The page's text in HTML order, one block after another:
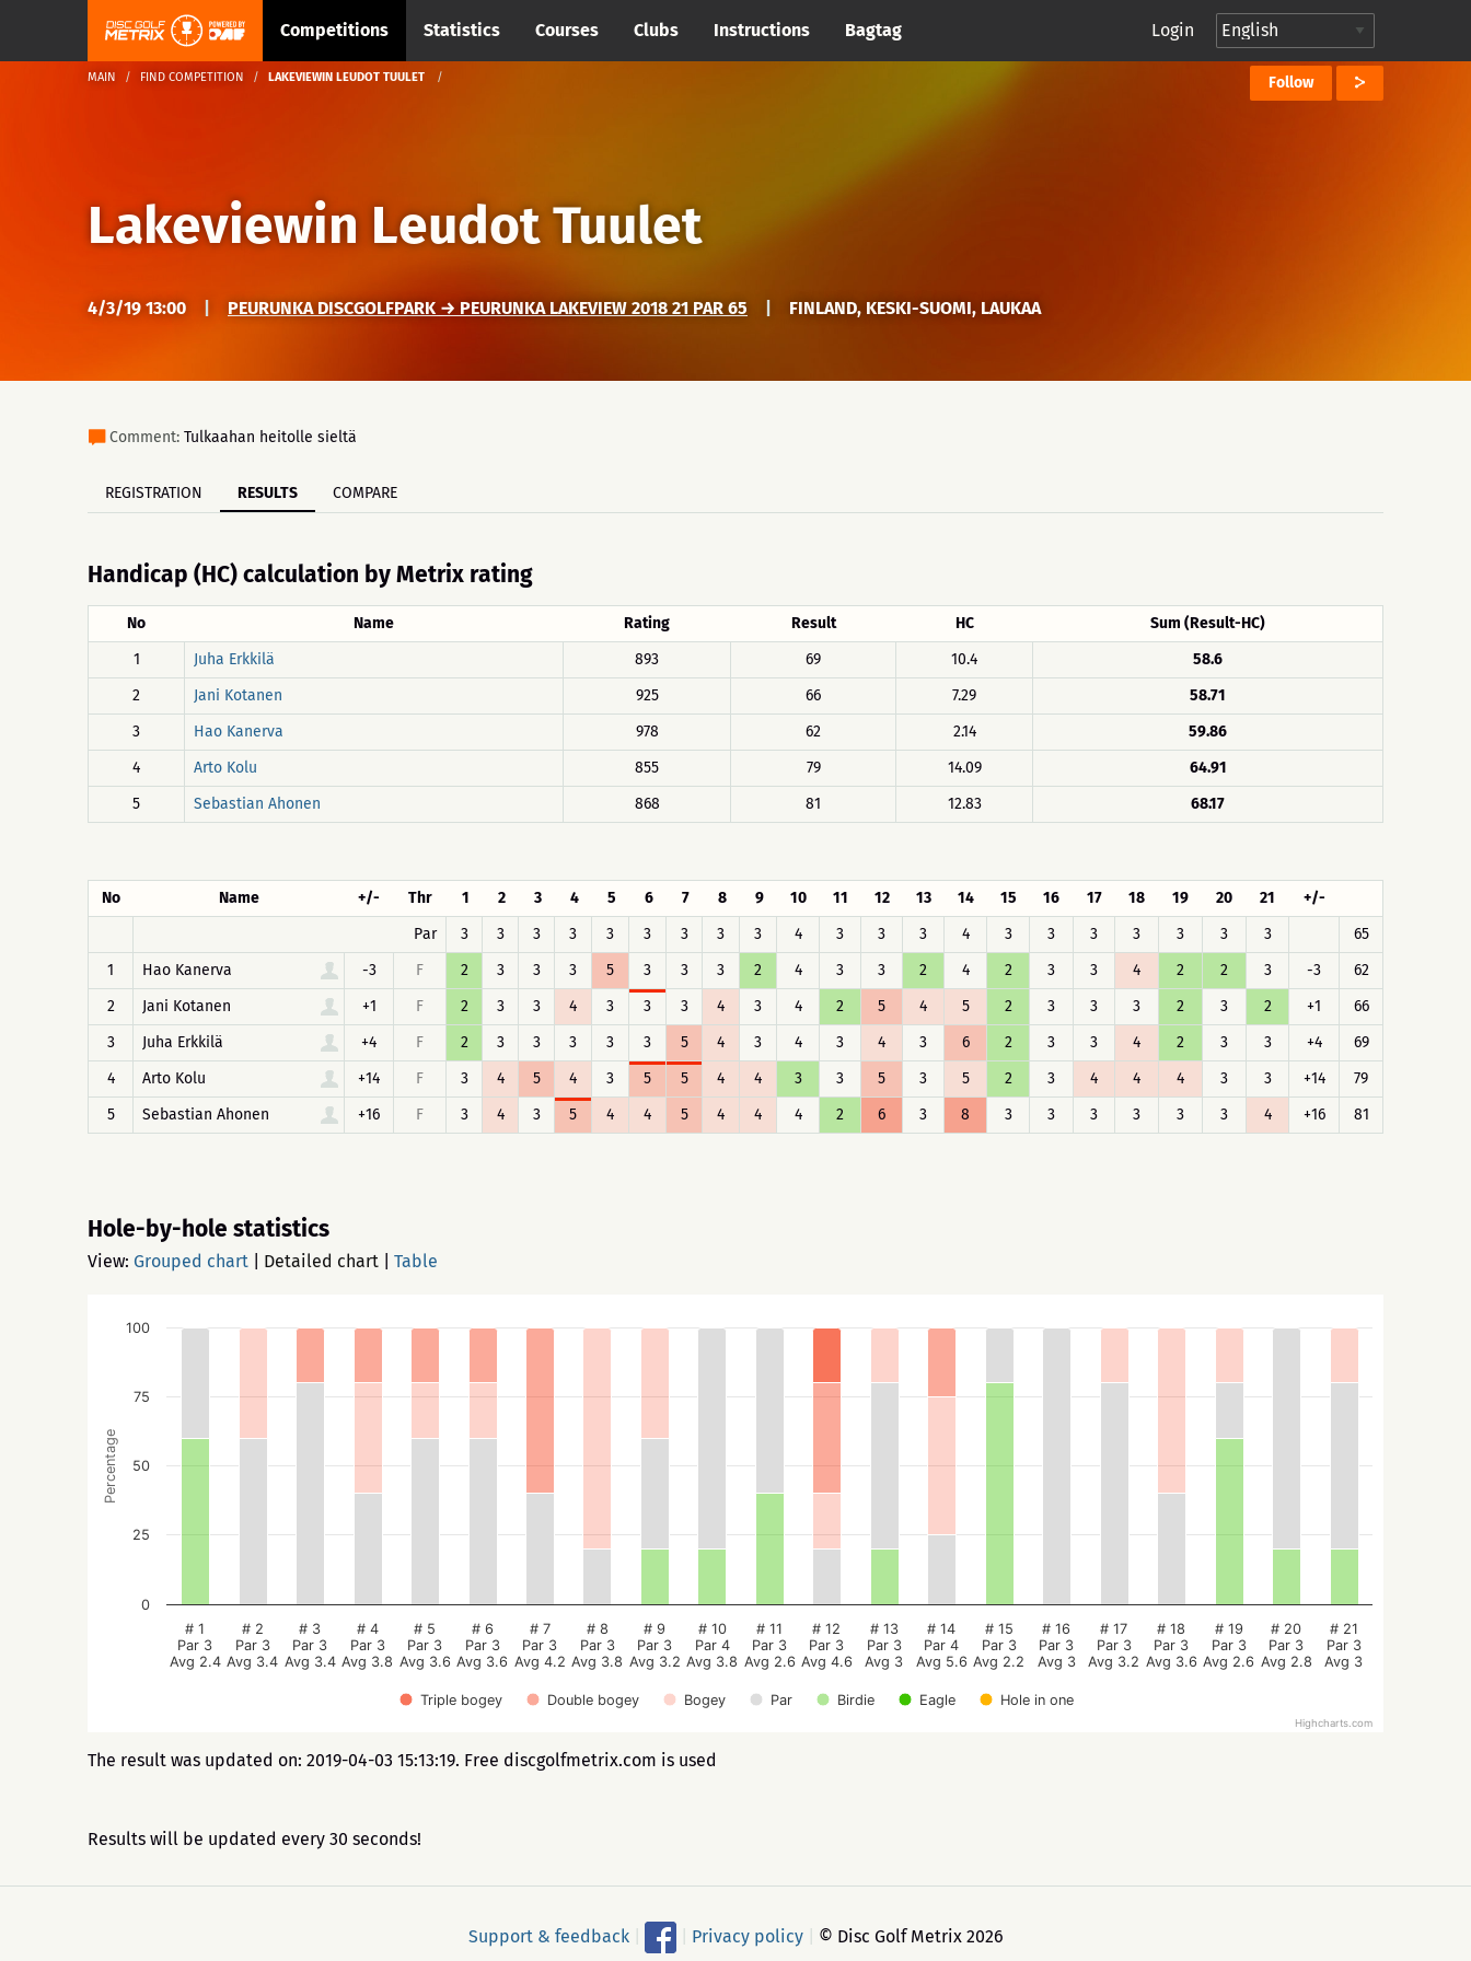
Competitions Statistics Courses Clubs Instructions Bagtag Login
MAIN FIND COMPETITION LAKEVIEWIN LEUDOT TUULET Follow
Lakeviewin Leudot Tuulet
4/3/19 13:00 PEURUNKA DISCGOLFPARK → PEURUNKA LAKEVIEW 2018 21 PAR 65 FINLAND, KESKI-SUOMI, LAUKAA
Comment: Tulkaahan heitolle sieltä
REGISTRATION RESULTS COMPARE
Handicap (HC) calculation by Metrix rating
No Name Rating Result HC
Sum (Result-HC)
1
Juha Erkkilä 893 69 10.4
58.6
2
Jani Kotanen 925 66 7.29
58.71
3
Hao Kanerva 978 62 2.14
59.86
4
Arto Kolu 855 79 14.09
64.91
5
Sebastian Ahonen 868 81 12.83 68.17
No Name +/- Thr 1 2 3 4 5 6 7 8 9 10 11 12 13 14 15 16 17 18 19 20 21
+/-
Par
3 3 3 3 3 3 3 3 3 4 3 3 3 4 3 3 3 3 3 3 3
65
1
Hao Kanerva -3 F 2 3 3 3 5 3 3 3 2 4 3 3 2 4 2 3 3 4 2 2 3 -3
62
2
Jani Kotanen +1 F 2 3 3 4 3 3 3 4 3 4 2 5 4 5 2 3 3 3 2 3 2 +1
66
3
Juha Erkkilä +4 F 2 3 3 3 3 3 5 4 3 4 3 4 3 6 2 3 3 4 2 3 3 +4
69
4
Arto Kolu +14 F 3 4 5 4 3 5 5 4 4 3 3 5 3 5 2 3 4 4 4 3 3 +14
79
5
Sebastian Ahonen +16 F 3 4 3 5 4 4 5 4 4 4 2 6 3 8 3 3 3 3 3 3 4 +16 81
Hole-by-hole statistics
View: Grouped chart Detailed chart Table
Percentage
Triple bogey Double bogey Bogey Par Birdie Eagle Hole in one
# 1
Par 3
Avg 2.4
# 2
Par 3
Avg 3.4
# 3
Par 3
Avg 3.4
# 4
Par 3
Avg 3.8
# 5
Par 3
Avg 3.6
# 6
Par 3
Avg 3.6
# 7
Par 3
Avg 4.2
# 8
Par 3
Avg 3.8
# 9
Par 3
Avg 3.2
# 10
Par 4
Avg 3.8
# 11
Par 3
Avg 2.6
# 12
Par 3
Avg 4.6
# 13
Par 3
Avg 3
# 14
Par 4
Avg 5.6
# 15
Par 3
Avg 2.2
# 16
Par 3
Avg 3
# 17
Par 3
Avg 3.2
# 18
Par 3
Avg 3.6
# 19
Par 3
Avg 2.6
# 20
Par 3
Avg 2.8
# 21
Par 3
Avg 3
0
25
50
75
100
Highcharts.com
The result was updated on: 2019-04-03 15:13:19. Free discgolfmetrix.com is used
Results will be updated every 30 seconds!
Support & feedback Privacy policy © Disc Golf Metrix 2026